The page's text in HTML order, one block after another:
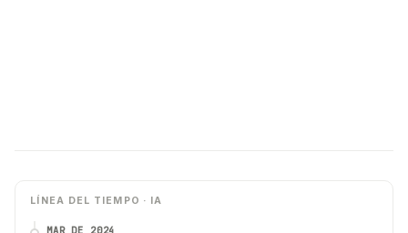
LÍNEA DEL TIEMPO · IA
MAR DE 2024